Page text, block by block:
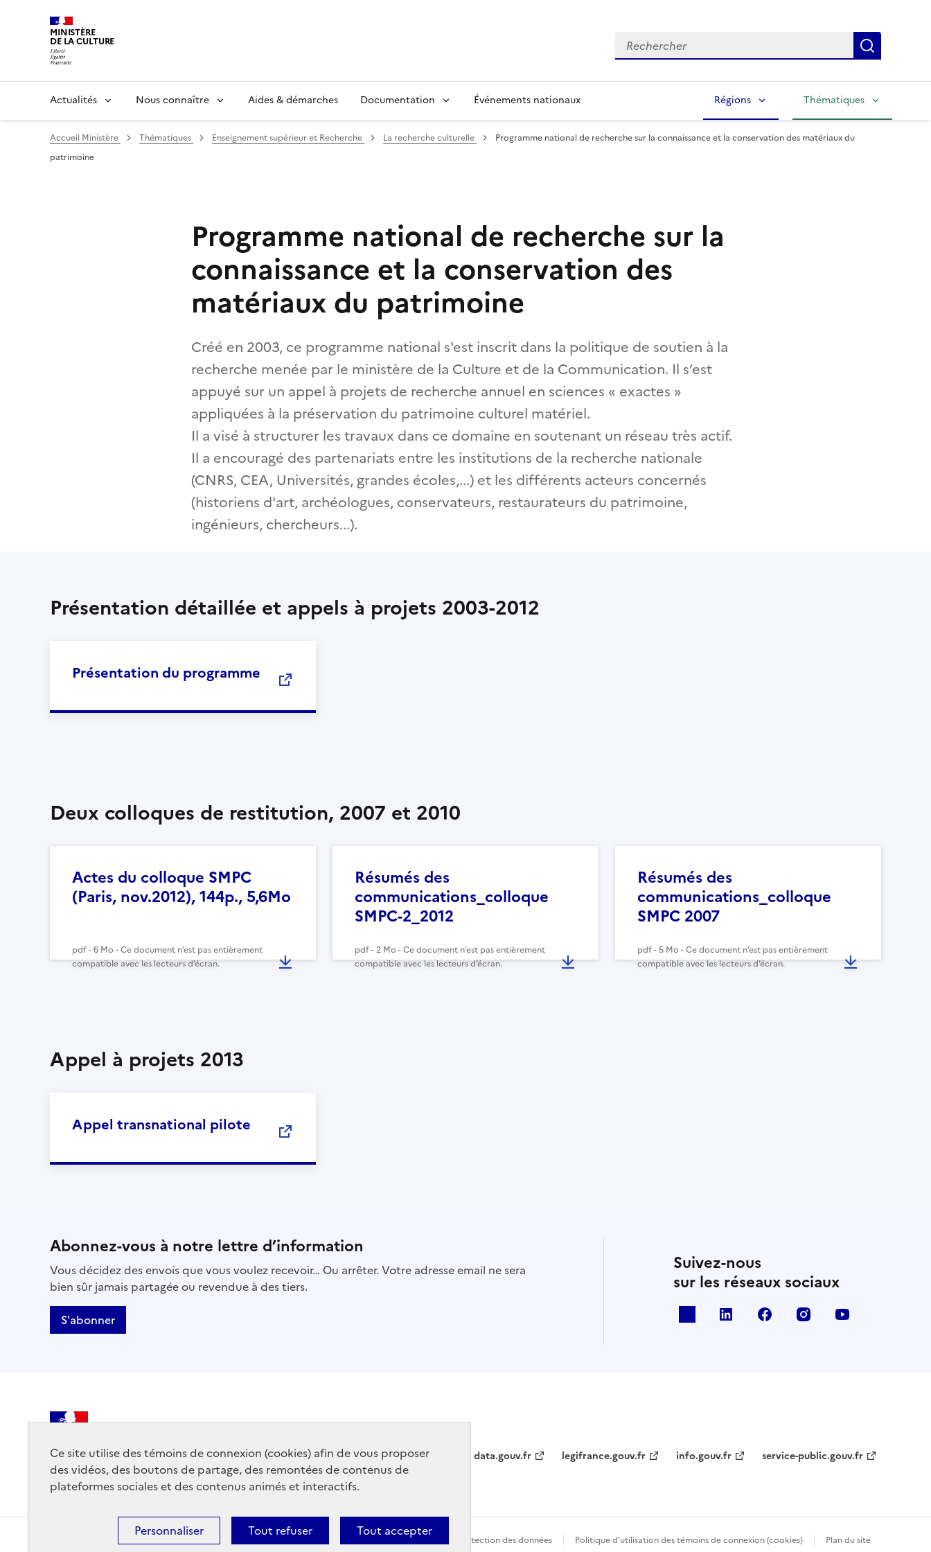
Ce site utilise des témoins de connexion (cookies) afin de vous proposer
des vidéos, des boutons de partage, des remontées de contenus de
plateformes sociales et des contenus animés et interactifs.
Tout accepter
Tout refuser
Personnaliser
MINISTÈRE
DE LA CULTURE Rechercher
Actualités Nous connaître Aides & démarches Documentation Événements nationaux Régions Thématiques
Accueil Ministère Thématiques Enseignement supérieur et Recherche La recherche culturelle
Programme national de recherche sur la connaissance et la conservation des matériaux du
patrimoine
Programme national de recherche sur la
connaissance et la conservation des
matériaux du patrimoine
Créé en 2003, ce programme national s'est inscrit dans la politique de soutien à la
recherche menée par le ministère de la Culture et de la Communication. Il s’est
appuyé sur un appel à projets de recherche annuel en sciences « exactes »
appliquées à la préservation du patrimoine culturel matériel.
Il a visé à structurer les travaux dans ce domaine en soutenant un réseau très actif.
Il a encouragé des partenariats entre les institutions de la recherche nationale
(CNRS, CEA, Universités, grandes écoles,...) et les différents acteurs concernés
(historiens d'art, archéologues, conservateurs, restaurateurs du patrimoine,
ingénieurs, chercheurs...).
Présentation détaillée et appels à projets 2003-2012
Présentation du programme
Deux colloques de restitution, 2007 et 2010
Actes du colloque SMPC
(Paris, nov.2012), 144p., 5,6Mo
pdf - 6 Mo - Ce document n’est pas entièrement
compatible avec les lecteurs d’écran.
Résumés des
communications_colloque
SMPC-2_2012
pdf - 2 Mo - Ce document n’est pas entièrement
compatible avec les lecteurs d’écran.
Résumés des
communications_colloque
SMPC 2007
pdf - 5 Mo - Ce document n’est pas entièrement
compatible avec les lecteurs d’écran.
Appel à projets 2013
Appel transnational pilote
Abonnez-vous à notre lettre d’information
Vous décidez des envois que vous voulez recevoir… Ou arrêter. Votre adresse email ne sera
bien sûr jamais partagée ou revendue à des tiers.
S'abonner
Suivez-nous
sur les réseaux sociaux
linkedin facebook instagram
DE LA CULTURE data.gouv.fr legifrance.gouv.fr info.gouv.fr service-public.gouv.fr
Politique générale de protection des données Politique d’utilisation des témoins de connexion (cookies) Plan du site